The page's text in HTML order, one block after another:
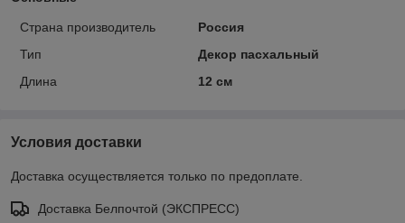
Страна производитель
Россия
Тип
Декор пасхальный
Длина
12 см
Условия доставки
Доставка осуществляется только по предоплате.
Доставка Белпочтой (ЭКСПРЕСС)